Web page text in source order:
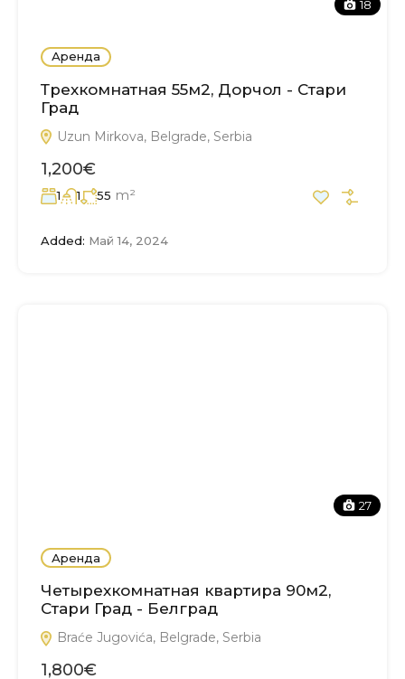
18
Аренда
Трехкомнатная 55м2, Дорчол - Стари
Град
Uzun Mirkova, Belgrade, Serbia
1,200€
1 1 55 m²
Added: Май 14, 2024
27
Аренда
Четырехкомнатная квартира 90м2,
Стари Град - Белград
Braće Jugovića, Belgrade, Serbia
1,800€